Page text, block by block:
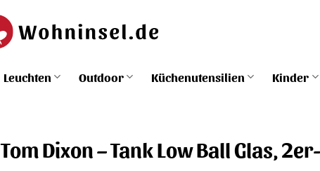
Leuchten Outdoor Küchenutensilien Kinder
Tom Dixon – Tank Low Ball Glas,